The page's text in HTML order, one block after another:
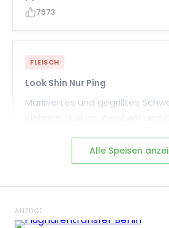
7673
FLEISCH
Look Shin Nur Ping
Mariniertes und gegrilltes
Hähnchenspieße (Satay)
Alle Speisen
ANZEIGE